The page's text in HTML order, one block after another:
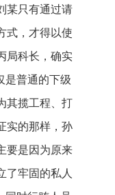
某只有通过请
式，才得以使
局科长，确实
是普通的下级
其揽工程、打
实的那样，孙
要是因为原来
了牢固的私人